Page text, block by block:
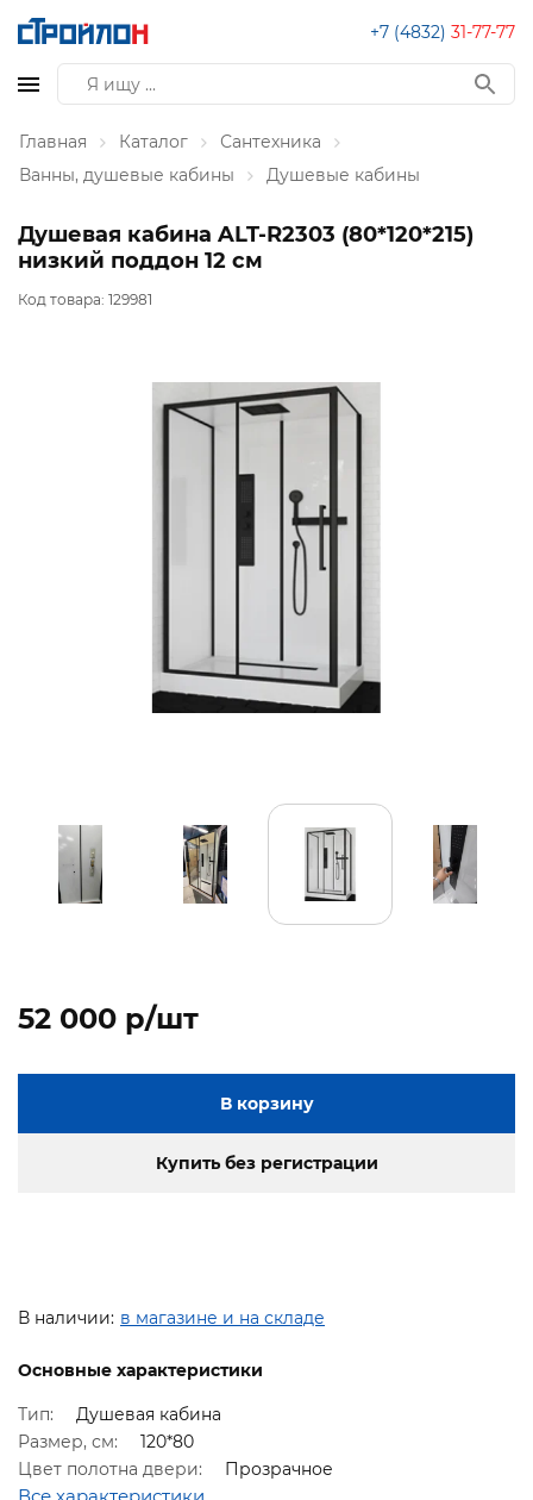
+7 (4832) 31-77-77
Главная Каталог
Сантехника
Ванны, душевые кабины
Душевые кабины
Душевая кабина ALT-R2303 (80*120*215)
низкий поддон 12 см
Код товара: 129981
52 000 p/шт
В корзину
Купить без регистрации
В наличии: в магазине и на складе
Основные характеристики
Тип:
Душевая кабина
Размер, см:
120*80
Цвет полотна двери:
Прозрачное